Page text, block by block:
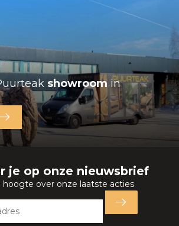
showroom in
je op onze nieuwsbrief
hoogte over onze laatste acties